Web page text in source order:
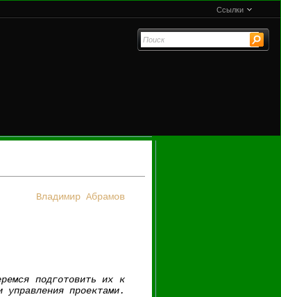
Ссылки
Владимир Абрамов
подготовить их к
управления проектами.